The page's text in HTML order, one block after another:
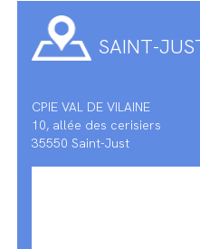
SAINT-
CPIE VAL DE VILAINE
10, allée des cerisiers
35550 Saint-Just